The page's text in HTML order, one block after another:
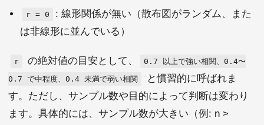
r = 0
: 線形関係が無い（散布図がランダム、また
は非線形に並んでいる）
r の絶対値の目安として、
0.7 以上で強い相関、0.4〜
0.7 で中程度、0.4 未満で弱い相関
と慣習的に呼ばれま
す。ただし、サンプル数や目的によって判断は変わり
ます。具体的には、サンプル数が大きい（例: n >